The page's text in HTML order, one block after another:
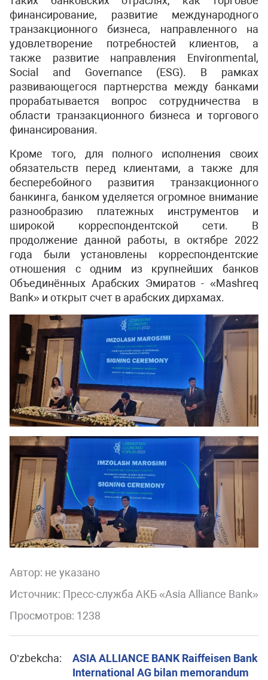
финансирование, развитие международного
транзакционного бизнеса, направленного на
удовлетворение потребностей клиентов, а
также развитие направления Environmental,
Social and Governance (ESG). В рамках
развивающегося партнерства между банками
прорабатывается вопрос сотрудничества в
области транзакционного бизнеса и торгового
финансирования.
Кроме того, для полного исполнения своих
обязательств перед клиентами, а также для
бесперебойного развития транзакционного
банкинга, банком уделяется огромное внимание
разнообразию платежных инструментов и
широкой корреспондентской сети. В
продолжение данной работы, в октябре 2022
года были установлены корреспондентские
отношения с одним из крупнейших банков
Объединённых Арабских Эмиратов - «Mashreq
Bank» и открыт счет в арабских дирхамах.
Автор: не указано
Источник: Пресс-служба АКБ «Asia Alliance Bank»
Просмотров: 1238
O’zbekcha:
ASIA ALLIANCE BANK Raiffeisen Bank
International AG bilan memorandum